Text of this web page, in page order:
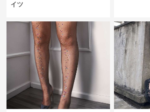
イツ